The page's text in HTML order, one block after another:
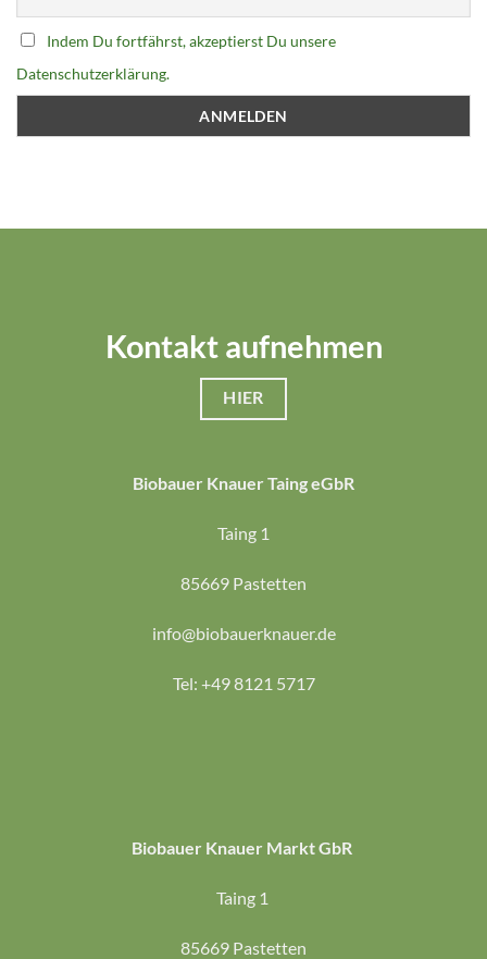
Indem Du fortfährst, akzeptierst Du unsere
Datenschutzerklärung.
Kontakt aufnehmen
HIER
Biobauer Knauer Taing eGbR
Taing 1
85669 Pastetten
info@biobauerknauer.de
Tel: +49 8121 5717
Biobauer Knauer Markt GbR
Taing 1
85669 Pastetten